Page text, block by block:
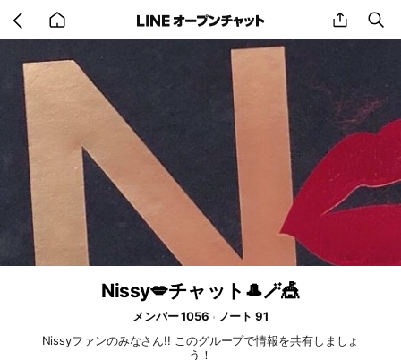
back
to
home
share
Nissy💋チャット🎩🪄🎪
メンバー 1056
ノート 91
Nissyファンのみなさん!! このグループで情報を共有しましょ
う！